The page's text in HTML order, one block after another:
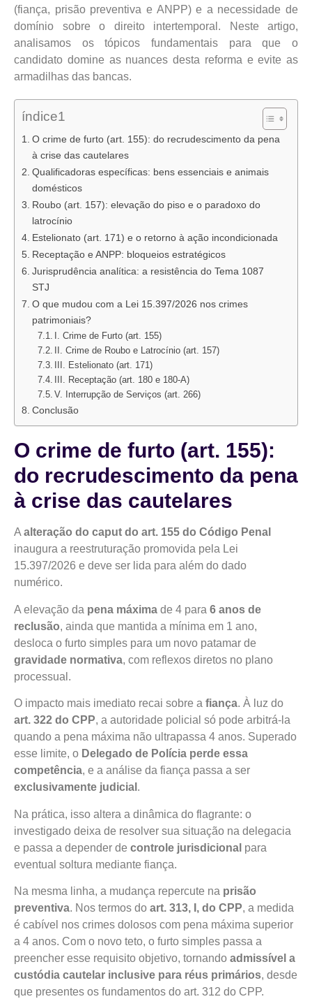
(fiança, prisão preventiva e ANPP) e a necessidade de
domínio sobre o direito intertemporal. Neste artigo,
analisamos os tópicos fundamentais para que o
candidato domine as nuances desta reforma e evite as
armadilhas das bancas.
índice1
O crime de furto (art. 155): do recrudescimento da pena
à crise das cautelares
Qualificadoras específicas: bens essenciais e animais
domésticos
Roubo (art. 157): elevação do piso e o paradoxo do
latrocínio
Estelionato (art. 171) e o retorno à ação incondicionada
Receptação e ANPP: bloqueios estratégicos
Jurisprudência analítica: a resistência do Tema 1087
STJ
O que mudou com a Lei 15.397/2026 nos crimes
patrimoniais?
I. Crime de Furto (art. 155)
II. Crime de Roubo e Latrocínio (art. 157)
III. Estelionato (art. 171)
III. Receptação (art. 180 e 180-A)
V. Interrupção de Serviços (art. 266)
Conclusão
O crime de furto (art. 155):
do recrudescimento da pena
à crise das cautelares
Aalteração do caput do art. 155 do Código Penal
inaugura a reestruturação promovida pela Lei
15.397/2026 e deve ser lida para além do dado
numérico.
A elevação da pena máxima de 4 para 6 anos de
reclusão, ainda que mantida a mínima em 1 ano,
desloca o furto simples para um novo patamar de
gravidade normativa, com reflexos diretos no plano
processual.
O impacto mais imediato recai sobre a fiança. À luz do
art. 322 do CPP, a autoridade policial só pode arbitrá-la
quando a pena máxima não ultrapassa 4 anos. Superado
esse limite, o Delegado de Polícia perde essa
competência, e a análise da fiança passa a ser
exclusivamente judicial .
Na prática, isso altera a dinâmica do flagrante: o
investigado deixa de resolver sua situação na delegacia
e passa a depender de controle jurisdicional para
eventual soltura mediante fiança.
Na mesma linha, a mudança repercute na prisão
preventiva. Nos termos do art. 313, I, do CPP, a medida
é cabível nos crimes dolosos com pena máxima superior
a 4 anos. Com o novo teto, o furto simples passa a
preencher esse requisito objetivo, tornando admissível a
custódia cautelar inclusive para réus primários, desde
que presentes os fundamentos do art. 312 do CPP.